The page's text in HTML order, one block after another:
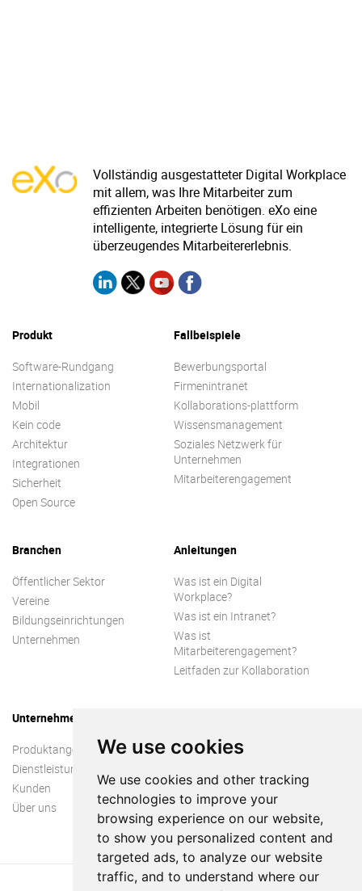
We use cookies
We use cookies and other tracking
technologies to improve your
browsing experience on our website,
to show you personalized content and
targeted ads, to analyze our website
traffic, and to understand where our
Vollständig ausgestatteter Digital Workplace
mit allem, was Ihre Mitarbeiter zum
effizienten Arbeiten benötigen. eXo eine
intelligente, integrierte Lösung für ein
überzeugendes Mitarbeitererlebnis.
Produkt
Software-Rundgang
Internationalization
Mobil
Kein code
Architektur
Integrationen
Sicherheit
Open Source
Fallbeispiele
Bewerbungsportal
Firmenintranet
Kollaborations-plattform
Wissensmanagement
Soziales Netzwerk für
Unternehmen
Mitarbeiterengagement
Branchen
Öffentlicher Sektor
Vereine
Bildungseinrichtungen
Unternehmen
Anleitungen
Was ist ein Digital
Workplace?
Was ist ein Intranet?
Was ist
Mitarbeiterengagement?
Leitfaden zur Kollaboration
Unternehmen
Produktangebot
Dienstleistungen
Kunden
Über uns